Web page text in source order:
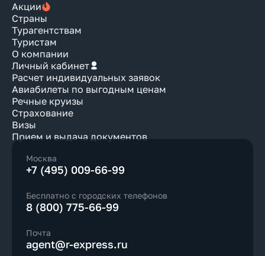
Акции
Страны
Турагентствам
Туристам
О компании
Личный кабинет
Расчет индивидуальных заявок
Авиабилеты по выгодным ценам
Речные круизы
Страхование
Визы
Прием и выдача документов
Москва
+7 (495) 009-66-99
Бесплатно с городских телефонов
8 (800) 775-66-99
Почта
agent@r-express.ru